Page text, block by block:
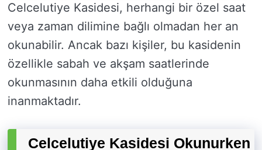
Celcelutiye Kasidesi, herhangi bir özel saat
veya zaman dilimine bağlı olmadan her an
okunabilir. Ancak bazı kişiler, bu kasidenin
özellikle sabah ve akşam saatlerinde
okunmasının daha etkili olduğuna
inanmaktadır.
Celcelutiye Kasidesi Okunurken